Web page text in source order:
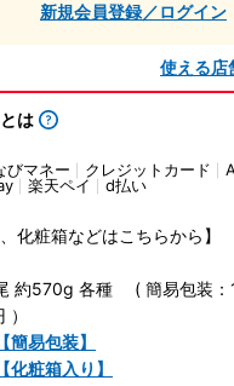
新規会員登録／ログイン
使える店
は
びマネー クレジットカード
楽天ペイ d払い
化粧箱などはこちらから】
約570g 各種 ( 簡易包装：
易包装】
粧箱入り】